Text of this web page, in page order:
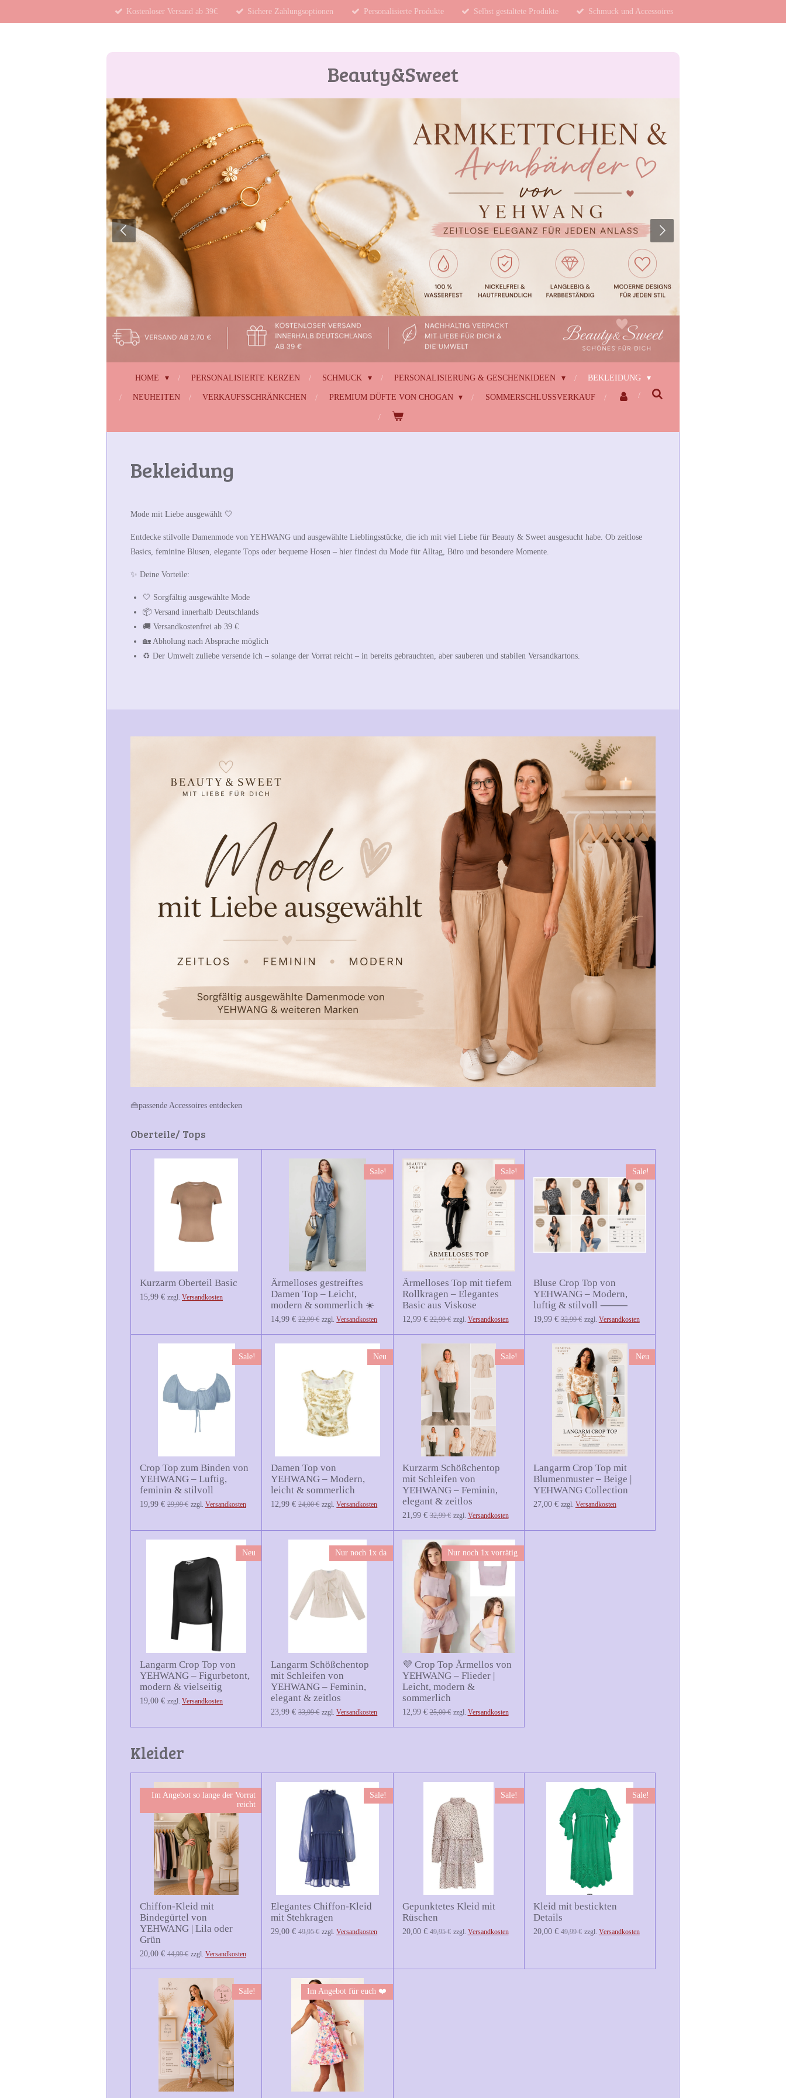
Kostenloser Versand ab 39€ Sichere Zahlungsoptionen Personalisierte Produkte Selbst gestaltete Produkte Schmuck und Accessoires
Beauty&Sweet
HOME PERSONALISIERTE KERZEN SCHMUCK PERSONALISIERUNG & GESCHENKIDEEN BEKLEIDUNG
NEUHEITEN VERKAUFSSCHRÄNKCHEN PREMIUM DÜFTE VON CHOGAN SOMMERSCHLUSSVERKAUF
Bekleidung
Mode mit Liebe ausgewählt 🤍
Entdecke stilvolle Damenmode von YEHWANG und ausgewählte Lieblingsstücke, die ich mit viel Liebe für Beauty & Sweet ausgesucht habe. Ob zeitlose
Basics, feminine Blusen, elegante Tops oder bequeme Hosen – hier findest du Mode für Alltag, Büro und besondere Momente.
✨ Deine Vorteile:
🤍 Sorgfältig ausgewählte Mode
📦 Versand innerhalb Deutschlands
🚚 Versandkostenfrei ab 39 €
🏡 Abholung nach Absprache möglich
♻️ Der Umwelt zuliebe versende ich – solange der Vorrat reicht – in bereits gebrauchten, aber sauberen und stabilen Versandkartons.
👜passende Accessoires entdecken
Oberteile/ Tops
Kurzarm Oberteil Basic
15,99 € zzgl. Versandkosten
Sale!
Ärmelloses gestreiftes
Damen Top – Leicht,
modern & sommerlich ☀️
14,99 € 22,99 € zzgl.Versandkosten
Sale!
Ärmelloses Top mit tiefem
Rollkragen – Elegantes
Basic aus Viskose
12,99 € 22,99 € zzgl. Versandkosten
Sale!
Bluse Crop Top von
YEHWANG – Modern,
luftig & stilvoll ⸻
19,99 € 32,99 € zzgl. Versandkosten
Sale!
Crop Top zum Binden von
YEHWANG – Luftig,
feminin & stilvoll
19,99 € 29,99 € zzgl. Versandkosten
Neu
Damen Top von
YEHWANG – Modern,
leicht & sommerlich
12,99 € 24,00 € zzgl.Versandkosten
Sale!
Kurzarm Schößchentop
mit Schleifen von
YEHWANG – Feminin,
elegant & zeitlos
21,99 € 32,99 € zzgl. Versandkosten
Neu
Langarm Crop Top mit
Blumenmuster – Beige |
YEHWANG Collection
27,00 € zzgl. Versandkosten
Neu
Langarm Crop Top von
YEHWANG – Figurbetont,
modern & vielseitig
19,00 € zzgl. Versandkosten
Nur noch 1x da
Langarm Schößchentop
mit Schleifen von
YEHWANG – Feminin,
elegant & zeitlos
23,99 € 33,99 € zzgl.Versandkosten
Nur noch 1x vorrätig
💜 Crop Top Ärmellos von
YEHWANG – Flieder |
Leicht, modern &
sommerlich
12,99 € 25,00 € zzgl. Versandkosten
Kleider
Im Angebot so lange der Vorrat
reicht
Chiffon-Kleid mit
Bindegürtel von
YEHWANG | Lila oder
Grün
20,00 € 44,99 € zzgl. Versandkosten
Sale!
Elegantes Chiffon-Kleid
mit Stehkragen
29,00 € 49,95 € zzgl.Versandkosten
Sale!
Gepunktetes Kleid mit
Rüschen
20,00 € 49,95 € zzgl. Versandkosten
Sale!
Kleid mit bestickten
Details
20,00 € 49,99 € zzgl. Versandkosten
Sale! Im Angebot für euch ❤️